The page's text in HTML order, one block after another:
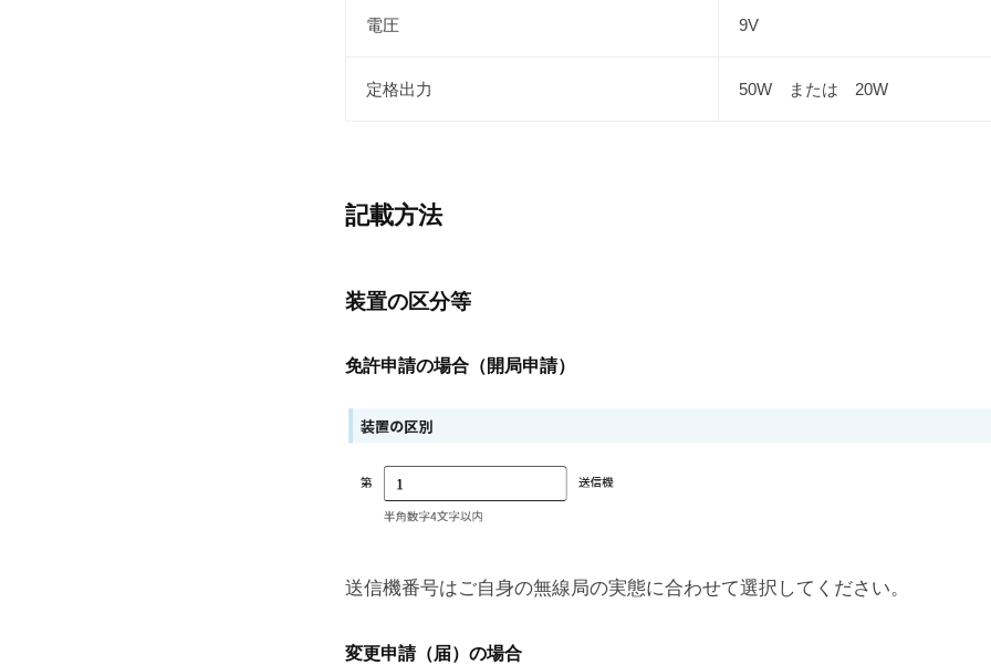
電圧 9V
定格出力 50W または 20W
記載方法
装置の区分等
免許申請の場合（開局申請）
送信機番号はご自身の無線局の実態に合わせて選択してください。
変更申請（届）の場合